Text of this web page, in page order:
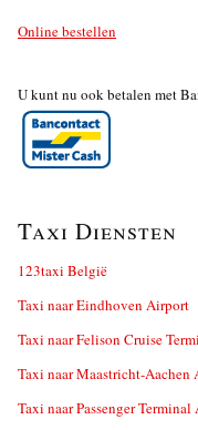
Online bestellen
U kunt nu ook betalen met
Taxi Diensten
123taxi België
Taxi naar Eindhoven Airport
Taxi naar Felison Cruise
Taxi naar Maastricht-Aachen
Taxi naar Passenger